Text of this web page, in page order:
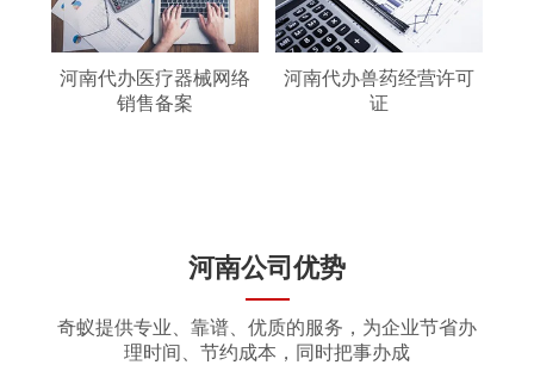
河南代办医疗器械网络
销售备案
河南代办兽药经营许可
证
河南公司优势
奇蚁提供专业、靠谱、优质的服务，为企业节省办
理时间、节约成本，同时把事办成